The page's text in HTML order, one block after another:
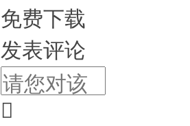
免费下载
发表评论
